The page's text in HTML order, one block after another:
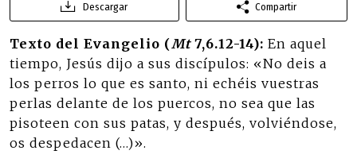
Descargar Compartir
Texto del Evangelio (Mt7,6.12-14): En aquel
tiempo, Jesús dijo a sus discípulos: «No deis a
los perros lo que es santo, ni echéis vuestras
perlas delante de los puercos, no sea que las
pisoteen con sus patas, y después, volviéndose,
os despedacen (…)».